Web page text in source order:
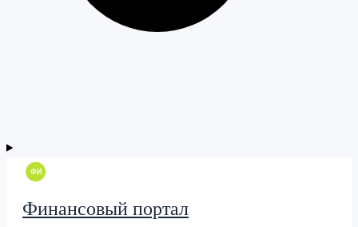
Финансовый портал